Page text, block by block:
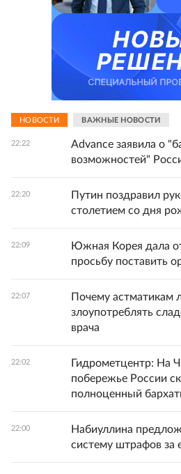
НОВОСТИ ВАЖНЫЕ НОВОСТИ
22:22
Advance заявила о
возможностей"
22:20
Путин поздравил
столетием со дня
22:09
Южная Корея дала
просьбу поставить
22:07
Почему астматикам
злоупотреблять
врача
22:02
Гидрометцентр: На
побережье России
полноценный
22:00
Набиуллина
систему штрафов за